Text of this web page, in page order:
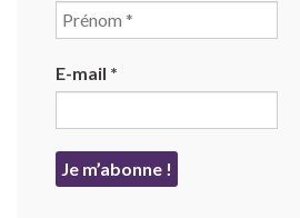
E-mail *